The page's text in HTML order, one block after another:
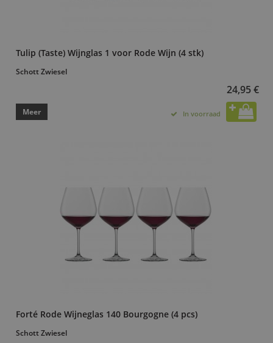
Tulip (Taste) Wijnglas 1 voor Rode Wijn (4 stk)
Schott Zwiesel
24,95 €
Meer In voorraad
Forté Rode Wijneglas 140 Bourgogne (4 pcs)
Schott Zwiesel